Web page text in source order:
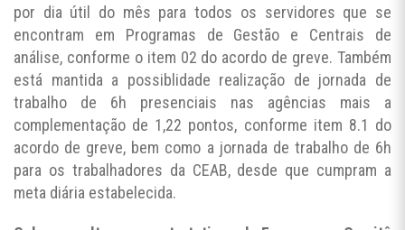
por dia útil do mês para todos os servidores que se
encontram em Programas de Gestão e Centrais de
análise, conforme o item 02 do acordo de greve. Também
está mantida a possiblidade realização de jornada de
trabalho de 6h presenciais nas agências mais a
complementação de 1,22 pontos, conforme item 8.1 do
acordo de greve, bem como a jornada de trabalho de 6h
para os trabalhadores da CEAB, desde que cumpram a
meta diária estabelecida.